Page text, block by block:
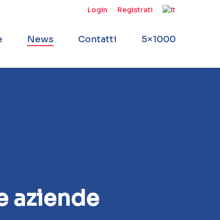
Login Registrati
News Contatti 5×1000
aziende